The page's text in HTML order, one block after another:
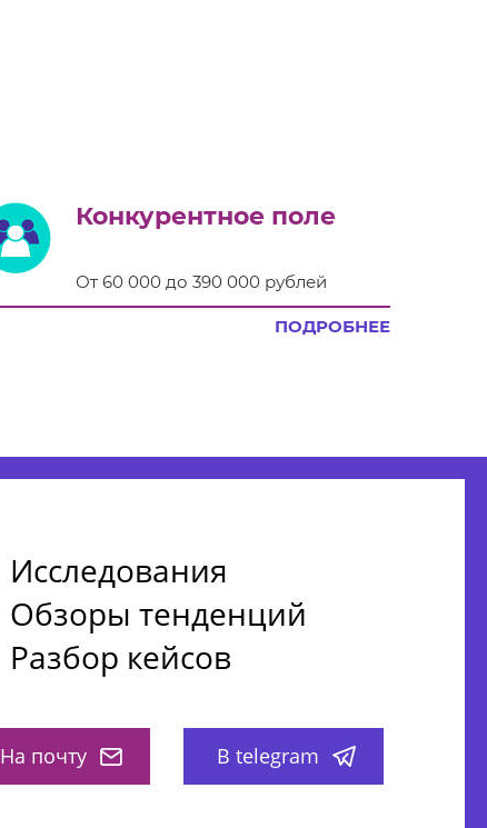
Конкурентное поле
От 60 000 до 390 000 рублей
ПОДРОБНЕЕ
Исследования
Обзоры тенденций
Разбор кейсов
На почту В telegram